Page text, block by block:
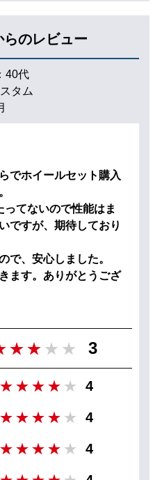
らのレビュー
40代
タム
でホイールセット購入
てないので性能はま
ですが、期待しており
で、安心しました。
ます。ありがとうござ
3
4
4
4